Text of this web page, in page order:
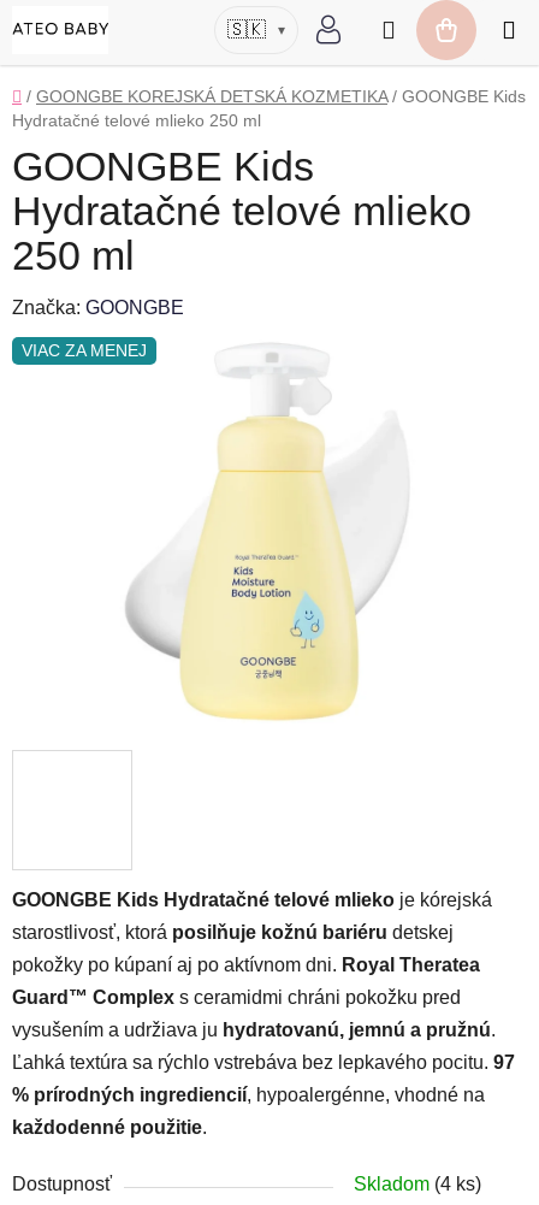
na
obsah
🇸🇰 ▾
Hľadať
KOŠÍK
Domov
/ GOONGBE KOREJSKÁ DETSKÁ KOZMETIKA / GOONGBE Kids
Hydratačné telové mlieko 250 ml
GOONGBE Kids Hydratačné telové mlieko je kórejská
starostlivosť, ktorá posilňuje kožnú bariéru detskej
pokožky po kúpaní aj po aktívnom dni. Royal Theratea
Guard™ Complex s ceramidmi chráni pokožku pred
vysušením a udržiava ju hydratovanú, jemnú a pružnú.
Ľahká textúra sa rýchlo vstrebáva bez lepkavého pocitu. 97
% prírodných ingrediencií, hypoalergénne, vhodné na
každodenné použitie.
Dostupnosť Skladom (4 ks)
GOONGBE Kids
Hydratačné telové mlieko
250 ml
Značka: GOONGBE
VIAC ZA MENEJ